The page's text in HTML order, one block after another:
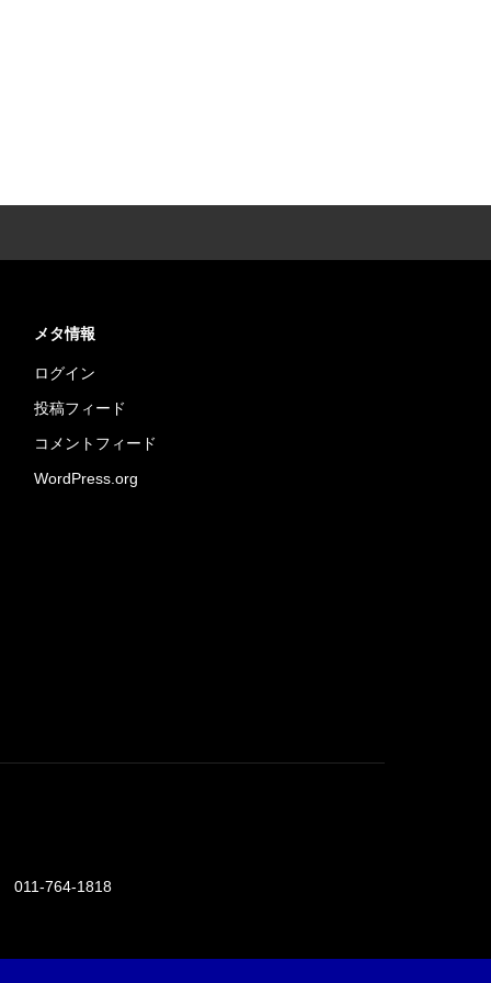
メタ情報
ログイン
投稿フィード
コメントフィード
WordPress.org
011-764-1818